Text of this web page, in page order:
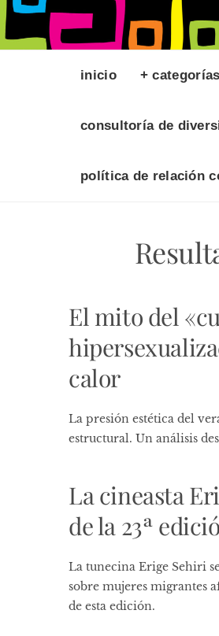
inicio + categorías
consultoría de
política de relación
El mito del
calor
La presión estética del
estructural. Un análisis
La cineasta
de la 23ª
La tunecina Erige Sehiri
sobre mujeres migrantes
de esta edición.